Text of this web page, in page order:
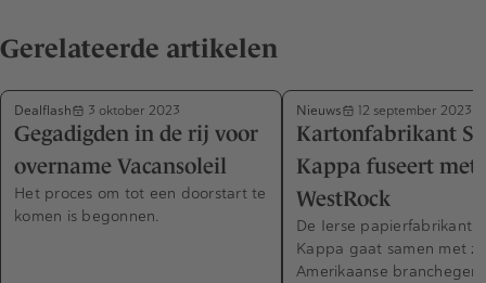
Gerelateerde artikelen
Dealflash 3 oktober 2023
Gegadigden in de rij voor
overname Vacansoleil
Het proces om tot een doorstart te
komen is begonnen.
Nieuws 12 september 2023
Kartonfabrikant
Kappa fuseert met
WestRock
De Ierse papierfabrikant
Kappa gaat samen met
Amerikaanse